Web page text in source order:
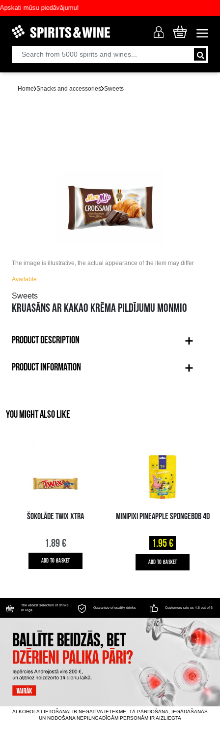
mūsu piedāvājumu!
Home Snacks and accessories Sweets
The image is illustrative, the actual appearance of the item may differ
Available
Sweets
KRUASĀNS AR KAKAO KRĒMA PILDĪJUMU MONMIO
PRODUCT DESCRIPTION
PRODUCT INFORMATION
YOU MIGHT ALSO LIKE
ŠOKOLĀDE TWIX XTRA
1.89 €
ADD TO BASKET
MINIPIXI PINEAPPLE SPONGEBOB 4D
1.95 €
ADD TO BASKET
The widest selection of drinks
in Riga
Guarantee of quality drinks Customers rate us 4.6 out of 5
ALKOHOLA LIETOŠANAI IR NEGATĪVA IETEKME, TĀ PĀRDOŠANA, IEGĀDĀŠANĀS
UN NODOŠANA NEPILNGADĪGĀM PERSONĀM IR AIZLIEGTA